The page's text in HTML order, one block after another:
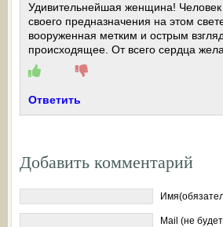
Удивительнейшая женщина!
своего предназначения на этом
вооруженная метким и острым
происходящее. От всего сердца
Ответить
Добавить комментарий
Mail (не